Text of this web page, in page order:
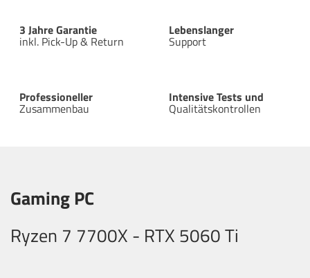
3 Jahre Garantie
inkl. Pick-Up & Return
Lebenslanger
Support
Professioneller
Zusammenbau
Intensive Tests und
Qualitätskontrollen
Gaming PC
Ryzen 7 7700X - RTX 5060 Ti